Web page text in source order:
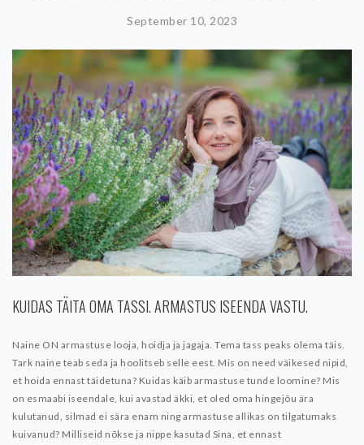
September 10, 2023
KUIDAS TÄITA OMA TASSI. ARMASTUS ISEENDA VASTU.
Naine ON armastuse looja, hoidja ja jagaja. Tema tass peaks olema täis.
Tark naine teab seda ja hoolitseb selle eest. Mis on need väikesed nipid,
et hoida ennast täidetuna? Kuidas käib armastuse tunde loomine? Mis
on esmaabi iseendale, kui avastad äkki, et oled oma hingejõu ära
kulutanud, silmad ei sära enam ning armastuse allikas on tilgatumaks
kuivanud? Milliseid nõkse ja nippe kasutad Sina, et ennast